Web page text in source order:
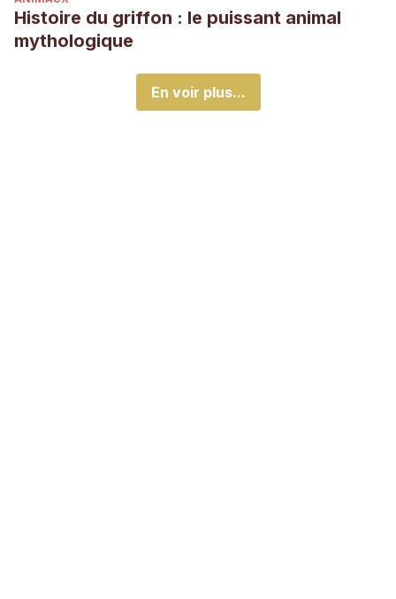
Histoire du griffon : le puissant animal
mythologique
En voir plus...